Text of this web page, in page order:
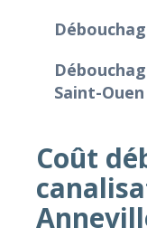
Saint-Ouen
Coût